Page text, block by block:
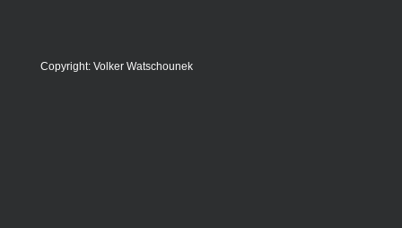
Copyright: Volker Watschounek